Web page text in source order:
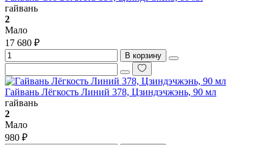
гайвань
2
Мало
17 680 ₽
В корзину
Гайвань Лёгкость Линий 378, Цзиндэчжэнь, 90 мл
гайвань
2
Мало
980 ₽